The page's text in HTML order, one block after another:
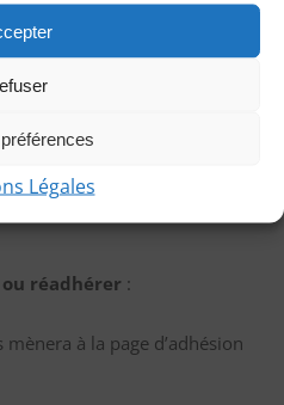
Légales
le lieu de rendez-vous
réadhérer :
à la page d’adhésion